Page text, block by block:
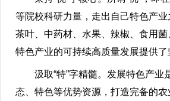
等院校科研力量，走出自己特色产
茶叶、中药材、水果、辣椒、食用
特色产业的可持续高质量发展提供了
汲取“特”字精髓。发展特色产
态、特色等优势资源，打造完备的